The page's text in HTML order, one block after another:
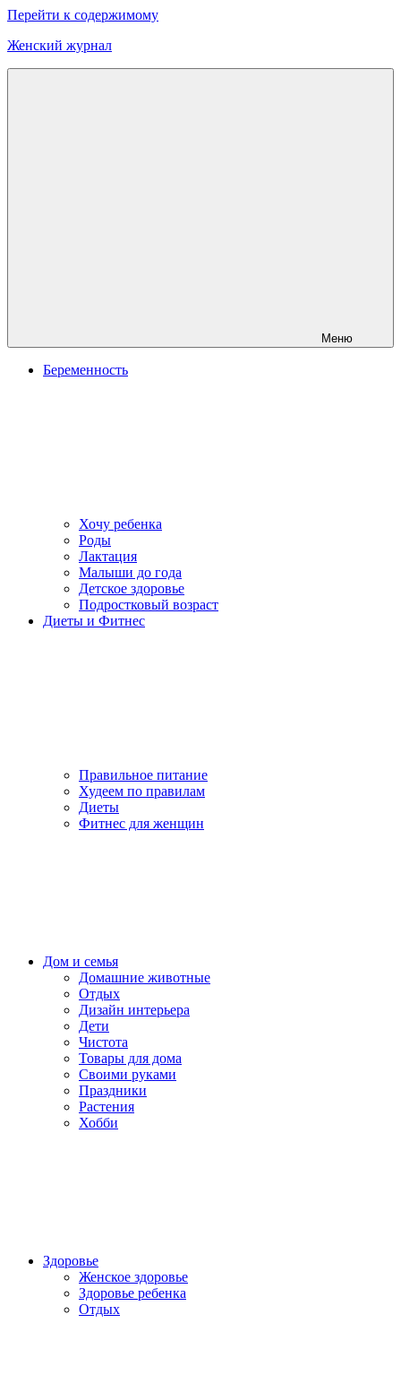
Перейти к содержимому
Женский журнал
Меню
Беременность
Хочу ребенка
Роды
Лактация
Малыши до года
Детское здоровье
Подростковый возраст
Диеты и Фитнес
Правильное питание
Худеем по правилам
Диеты
Фитнес для женщин
Дом и семья
Домашние животные
Отдых
Дизайн интерьера
Дети
Чистота
Товары для дома
Своими руками
Праздники
Растения
Хобби
Здоровье
Женское здоровье
Здоровье ребенка
Отдых